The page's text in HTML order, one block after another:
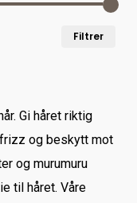
Filtrer
Gi håret riktig
og beskytt mot
og murumuru
til håret. Våre